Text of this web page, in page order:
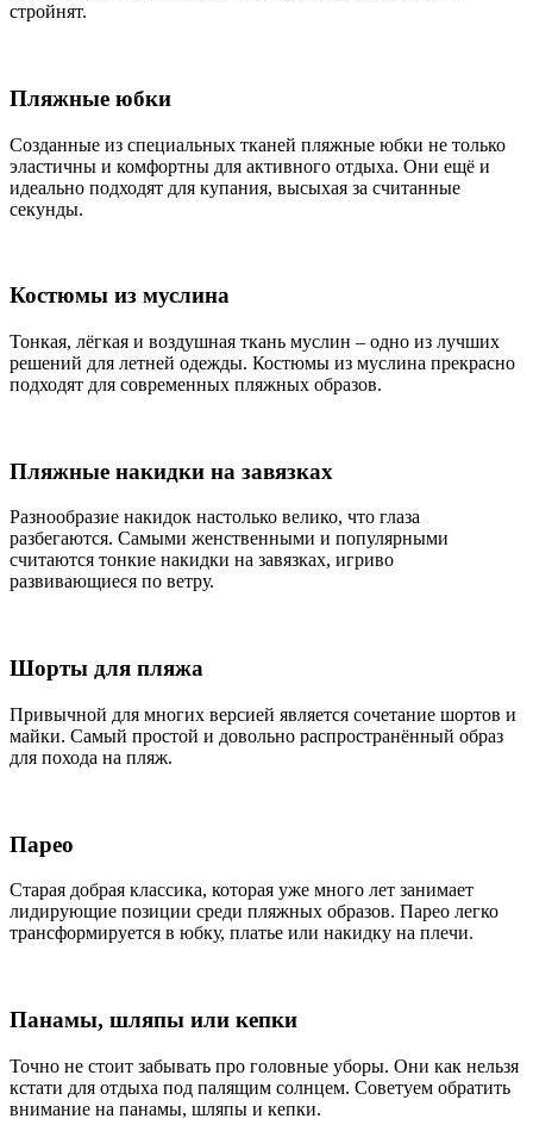
стройнят.
Пляжные юбки
Созданные из специальных тканей пляжные юбки не только
эластичны и комфортны для активного отдыха. Они ещё и
идеально подходят для купания, высыхая за считанные
секунды.
Костюмы из муслина
Тонкая, лёгкая и воздушная ткань муслин – одно из лучших
решений для летней одежды. Костюмы из муслина прекрасно
подходят для современных пляжных образов.
Пляжные накидки на завязках
Разнообразие накидок настолько велико, что глаза
разбегаются. Самыми женственными и популярными
считаются тонкие накидки на завязках, игриво
развивающиеся по ветру.
Шорты для пляжа
Привычной для многих версией является сочетание шортов и
майки. Самый простой и довольно распространённый образ
для похода на пляж.
Парео
Старая добрая классика, которая уже много лет занимает
лидирующие позиции среди пляжных образов. Парео легко
трансформируется в юбку, платье или накидку на плечи.
Панамы, шляпы или кепки
Точно не стоит забывать про головные уборы. Они как нельзя
кстати для отдыха под палящим солнцем. Советуем обратить
внимание на панамы, шляпы и кепки.